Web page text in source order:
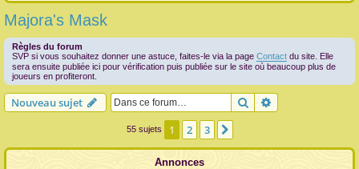
e
Majora's Mask
Règles du forum
SVP si vous souhaitez donner une astuce, faites-le via la page Contact du site. Elle
sera ensuite publiée ici pour vérification puis publiée sur le site où beaucoup plus de
joueurs en profiteront.
Nouveau sujet Rechercher
55 sujets 1 2 3
Annonces